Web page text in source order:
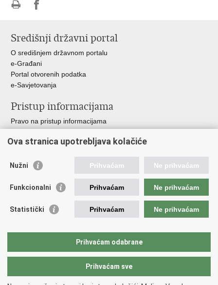
Facebooku
Središnji državni portal
O središnjem državnom portalu
e-Građani
Portal otvorenih podatka
e-Savjetovanja
Pristup informacijama
Pravo na pristup informacijama
Pozivi za žurnu pomoć
Važne poveznice
Vlada RH
Muzej hrvatskog vatrogastva
The Federation of EUropean Fire Officers FEU
Intranet (samo za službenike HVZ)
Ova stranica upotrebljava kolačiće
Nužni Prihvaćam Ne prihvaćam
Funkcionalni Prihvaćam Ne prihvaćam
Statistički Prihvaćam Ne prihvaćam
Prihvaćam odabrane
Prihvaćam sve